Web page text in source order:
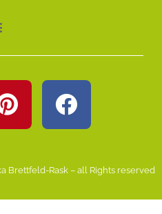
Brettfeld-Rask – all Rights reserved